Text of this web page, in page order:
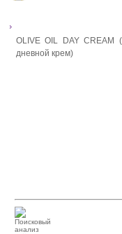
OLIVE OIL DAY CREAM
дневной крем)